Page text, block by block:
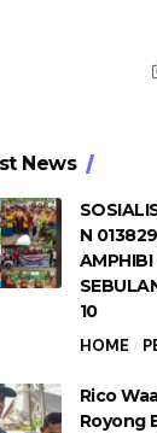
News
N
AMPHIBI
10
HOME
Rico
Royong